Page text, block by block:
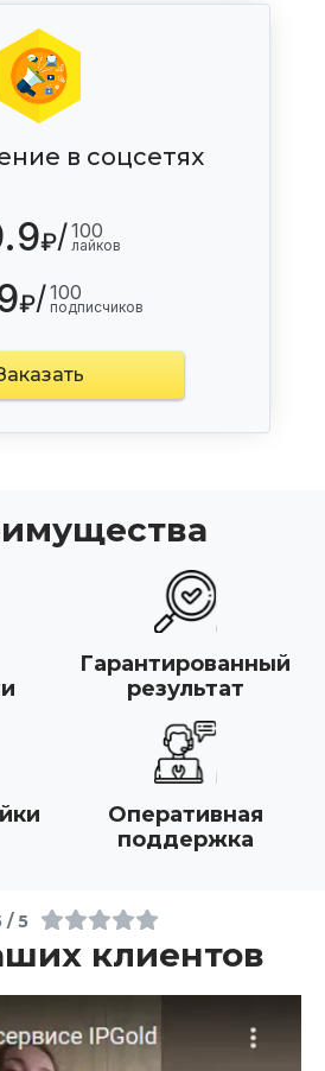
в соцсетях
₽/100
лайков
₽/100
подписчиков
Гарантированный
результат
Оперативная
поддержка
/ 5
клиентов